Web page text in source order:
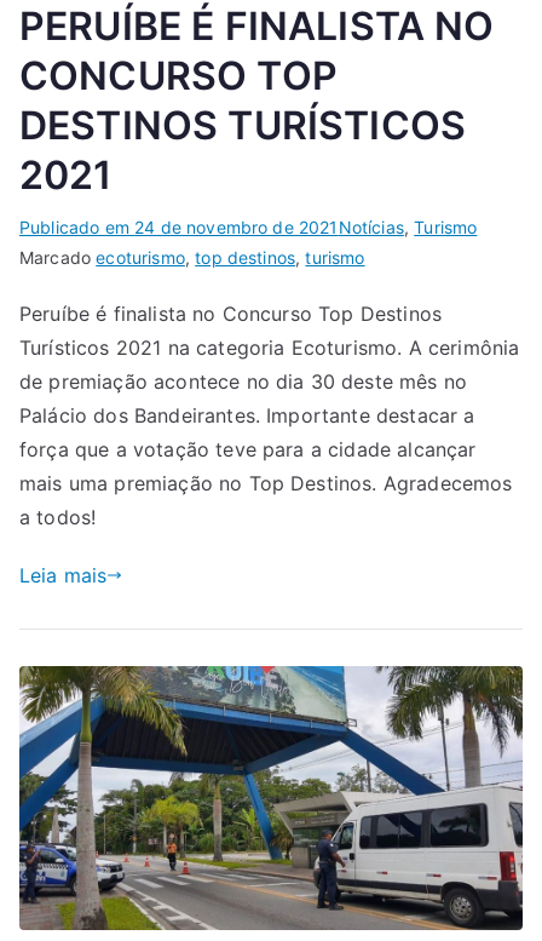
PERUÍBE É FINALISTA NO
CONCURSO TOP
DESTINOS TURÍSTICOS
2021
Publicado em 24 de novembro de 2021 Notícias,Turismo
Marcadoecoturismo,top destinos,turismo
Peruíbe é finalista no Concurso Top Destinos
Turísticos 2021 na categoria Ecoturismo. A cerimônia
de premiação acontece no dia 30 deste mês no
Palácio dos Bandeirantes. Importante destacar a
força que a votação teve para a cidade alcançar
mais uma premiação no Top Destinos. Agradecemos
a todos!
Leia mais